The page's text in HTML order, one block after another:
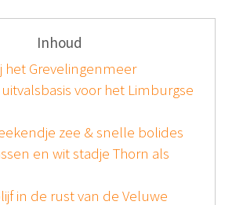
Inhoud
het Grevelingenmeer
voor het Limburgse
zee & snelle bolides
en wit stadje Thorn als
in de rust van de Veluwe